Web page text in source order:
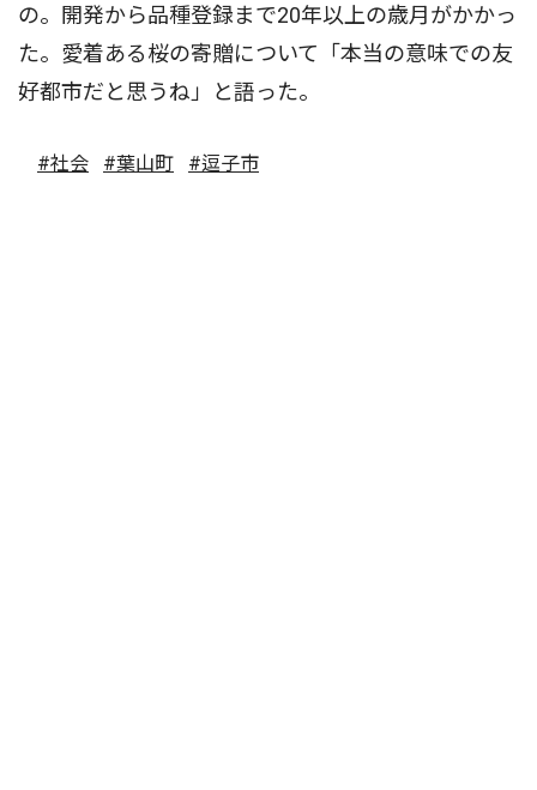
の。開発から品種登録まで20年以上の歳月がかかっ
た。愛着ある桜の寄贈について「本当の意味での友
好都市だと思うね」と語った。
#社会 #葉山町 #逗子市